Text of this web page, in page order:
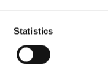
Statistics